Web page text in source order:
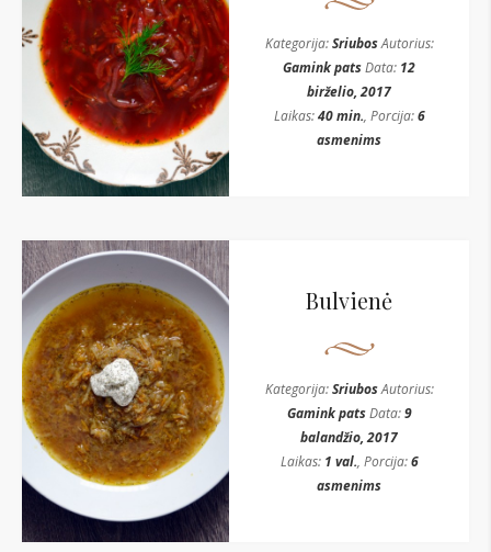
Kategorija:SriubosAutorius:
Gamink patsData: 12
birželio, 2017
Laikas:40 min., Porcija:6
asmenims
Bulvienė
Kategorija:SriubosAutorius:
Gamink patsData:9
balandžio, 2017
Laikas: 1 val., Porcija:6
asmenims